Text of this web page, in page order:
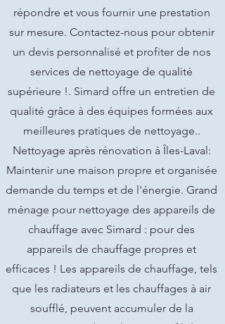
répondre et vous fournir une prestation
sur mesure. Contactez-nous pour obtenir
un devis personnalisé et profiter de nos
services de nettoyage de qualité
supérieure !. Simard offre un entretien de
qualité grâce à des équipes formées aux
meilleures pratiques de nettoyage..
Nettoyage après rénovation à Îles-Laval:
Maintenir une maison propre et organisée
demande du temps et de l'énergie. Grand
ménage pour nettoyage des appareils de
chauffage avec Simard : pour des
appareils de chauffage propres et
efficaces ! Les appareils de chauffage, tels
que les radiateurs et les chauffages à air
soufflé, peuvent accumuler de la